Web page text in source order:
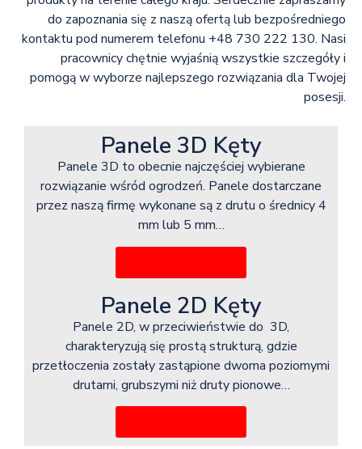
do zapoznania się z naszą ofertą lub bezpośredniego
kontaktu pod numerem telefonu +48 730 222 130. Nasi
pracownicy chętnie wyjaśnią wszystkie szczegóły i
pomogą w wyborze najlepszego rozwiązania dla Twojej
posesji.
Panele 3D Kęty
Panele 3D to obecnie najczęściej wybierane
rozwiązanie wśród ogrodzeń. Panele dostarczane
przez naszą firmę wykonane są z drutu o średnicy 4
mm lub 5 mm…
Panele 2D Kęty
Panele 2D, w przeciwieństwie do 3D,
charakteryzują się prostą strukturą, gdzie
przetłoczenia zostały zastąpione dwoma poziomymi
drutami, grubszymi niż druty pionowe…